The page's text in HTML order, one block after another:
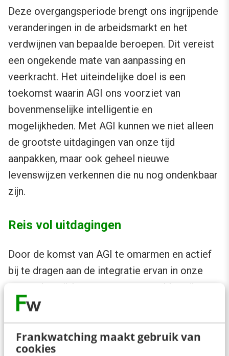
Frankwatching maakt gebruik van
cookies
Deze overgangsperiode brengt ons ingrijpende
veranderingen in de arbeidsmarkt en het
verdwijnen van bepaalde beroepen. Dit vereist
een ongekende mate van aanpassing en
veerkracht. Het uiteindelijke doel is een
toekomst waarin AGI ons voorziet van
bovenmenselijke intelligentie en
mogelijkheden. Met AGI kunnen we niet alleen
de grootste uitdagingen van onze tijd
aanpakken, maar ook geheel nieuwe
levenswijzen verkennen die nu nog ondenkbaar
zijn.
Reis vol uitdagingen
Door de komst van AGI te omarmen en actief
bij te dragen aan de integratie ervan in onze
maatschappij, kunnen we een wereld creëren
die technologisch geavanceerd is. Deze wereld
wordt dan ook verrijkt door de onbegrensde
mogelijkheden van de singulariteit.